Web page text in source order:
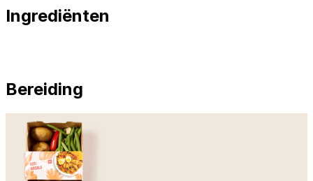
Ingrediënten
Bereiding